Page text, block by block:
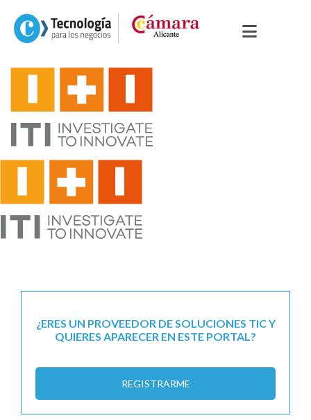
¿ERES UN PROVEEDOR DE SOLUCIONES TIC Y
QUIERES APARECER EN ESTE PORTAL?
REGISTRARME